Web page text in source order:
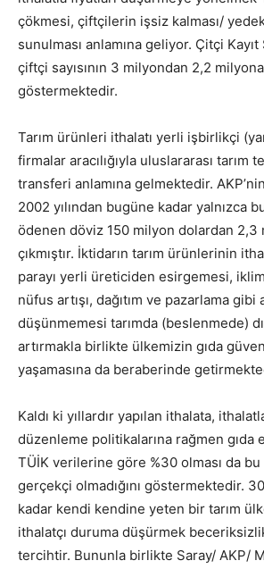
çökmesi, çiftçilerin işsiz kalması/
sunulması anlamına geliyor. Çitçi Kayıt
çiftçi sayısının 3 milyondan 2,2
göstermektedir.
Tarım ürünleri ithalatı yerli işbirlikçi
firmalar aracılığıyla uluslararası tarım
transferi anlamına gelmektedir.
2002 yılından bugüne kadar yalnızca
ödenen döviz 150 milyon dolardan 2,3
çıkmıştır. İktidarın tarım ürünlerinin
parayı yerli üreticiden esirgemesi,
nüfus artışı, dağıtım ve pazarlama gibi
düşünmemesi tarımda (beslenmede)
artırmakla birlikte ülkemizin gıda
yaşamasına da beraberinde
Kaldı ki yıllardır yapılan ithalata,
düzenleme politikalarına rağmen gıda
TÜİK verilerine göre %30 olması da bu
gerçekçi olmadığını göstermektedir.
kadar kendi kendine yeten bir tarım
ithalatçı duruma düşürmek
tercihtir. Bununla birlikte Saray/ AKP/